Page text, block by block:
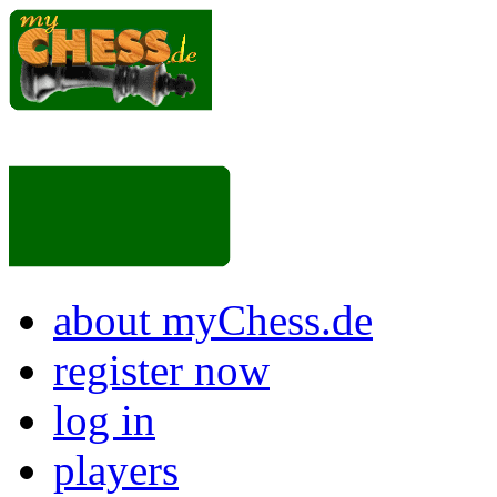
about myChess.de
register now
log in
players